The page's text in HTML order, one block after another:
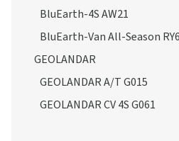
BluEarth-4S AW21
BluEarth-Van All-Season
GEOLANDAR
GEOLANDAR A/T G015
GEOLANDAR CV 4S G061